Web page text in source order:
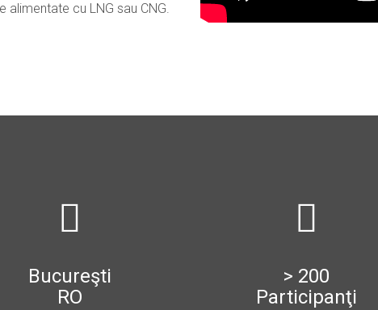
alimentate cu LNG sau CNG.
Bucureşti
RO
> 200
Participanţi